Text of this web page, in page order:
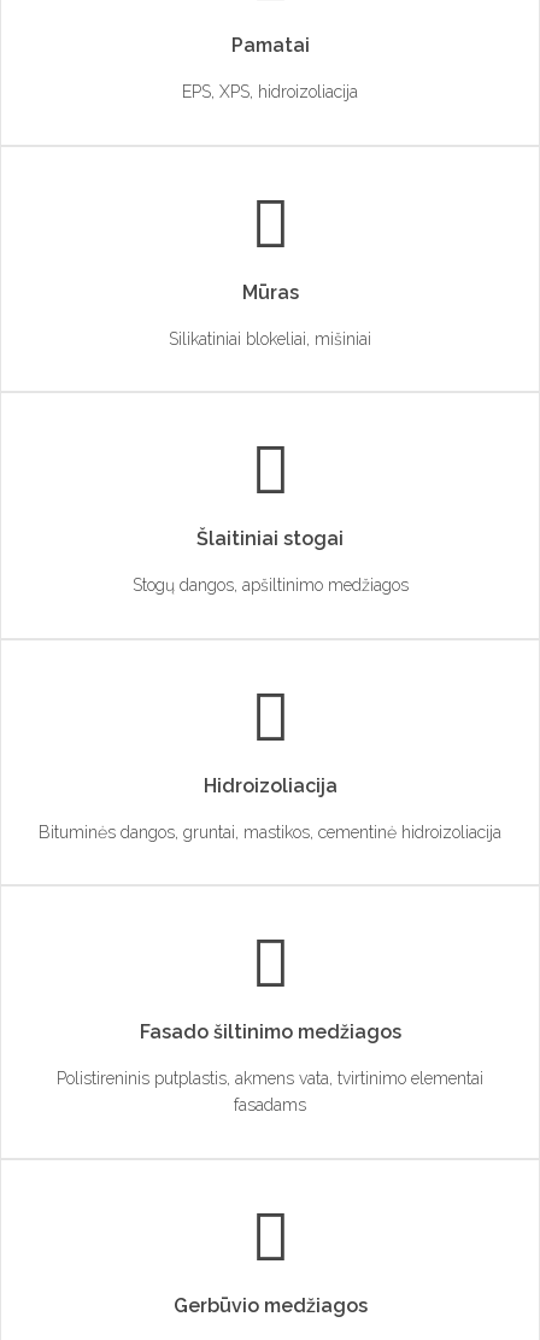
Pamatai
EPS, XPS, hidroizoliacija
Mūras
Silikatiniai blokeliai, mišiniai
Šlaitiniai stogai
Stogų dangos, apšiltinimo medžiagos
Hidroizoliacija
Bituminės dangos, gruntai, mastikos, cementinė hidroizoliacija
Fasado šiltinimo medžiagos
Polistireninis putplastis, akmens vata, tvirtinimo elementai
fasadams
Gerbūvio medžiagos